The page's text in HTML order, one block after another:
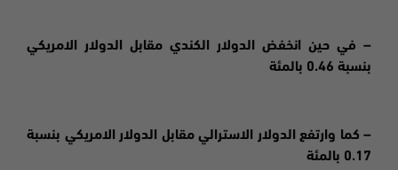
– في حين انخفض الدولار الكندي مقابل الدولار الامريكي
بنسبة 0.46 بالمئة
– كما وارتفع الدولار الاسترالي مقابل الدولار الامريكي بنسبة
0.17 بالمئة